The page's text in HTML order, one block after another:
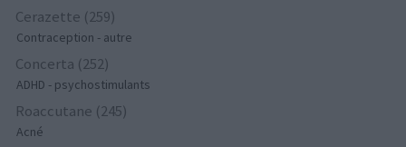
Cerazette (259)
Contraception - autre
Concerta (252)
ADHD - psychostimulants
Roaccutane (245)
Acné